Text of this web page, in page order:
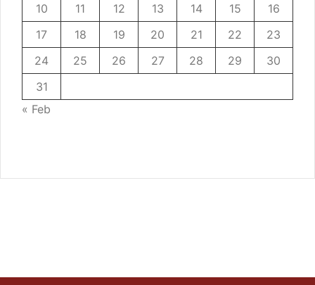
10
11 12 13 14 15
16
17
18 19 20 21 22
23
24
25 26 27 28 29
30
31
« Feb